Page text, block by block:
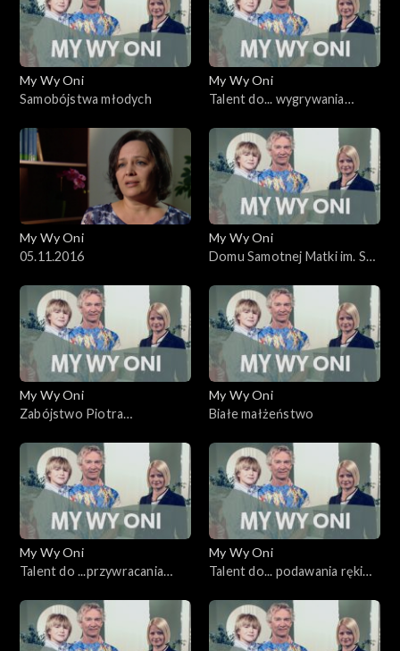
My Wy Oni
Samobójstwa młodych
My Wy Oni
Talent do... wygrywania
My Wy Oni
05.11.2016
My Wy Oni
Domu Samotnej Matki im. St.
My Wy Oni
Zabójstwo Piotra
wojennym
My Wy Oni
Białe małżeństwo
My Wy Oni
Talent do ...przywracania
My Wy Oni
Talent do... podawania ręki